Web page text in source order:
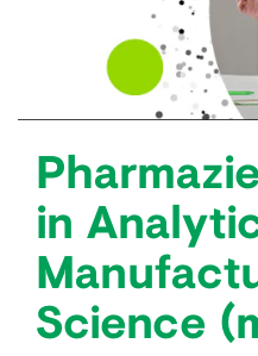
in
Science